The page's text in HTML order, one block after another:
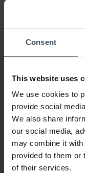
Consent
This website uses
We use cookies to
provide social
We also share
our social media,
may combine it with
provided to them or
of their services.